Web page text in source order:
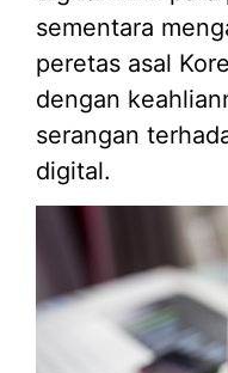
sementara
peretas asal
dengan
serangan
digital.